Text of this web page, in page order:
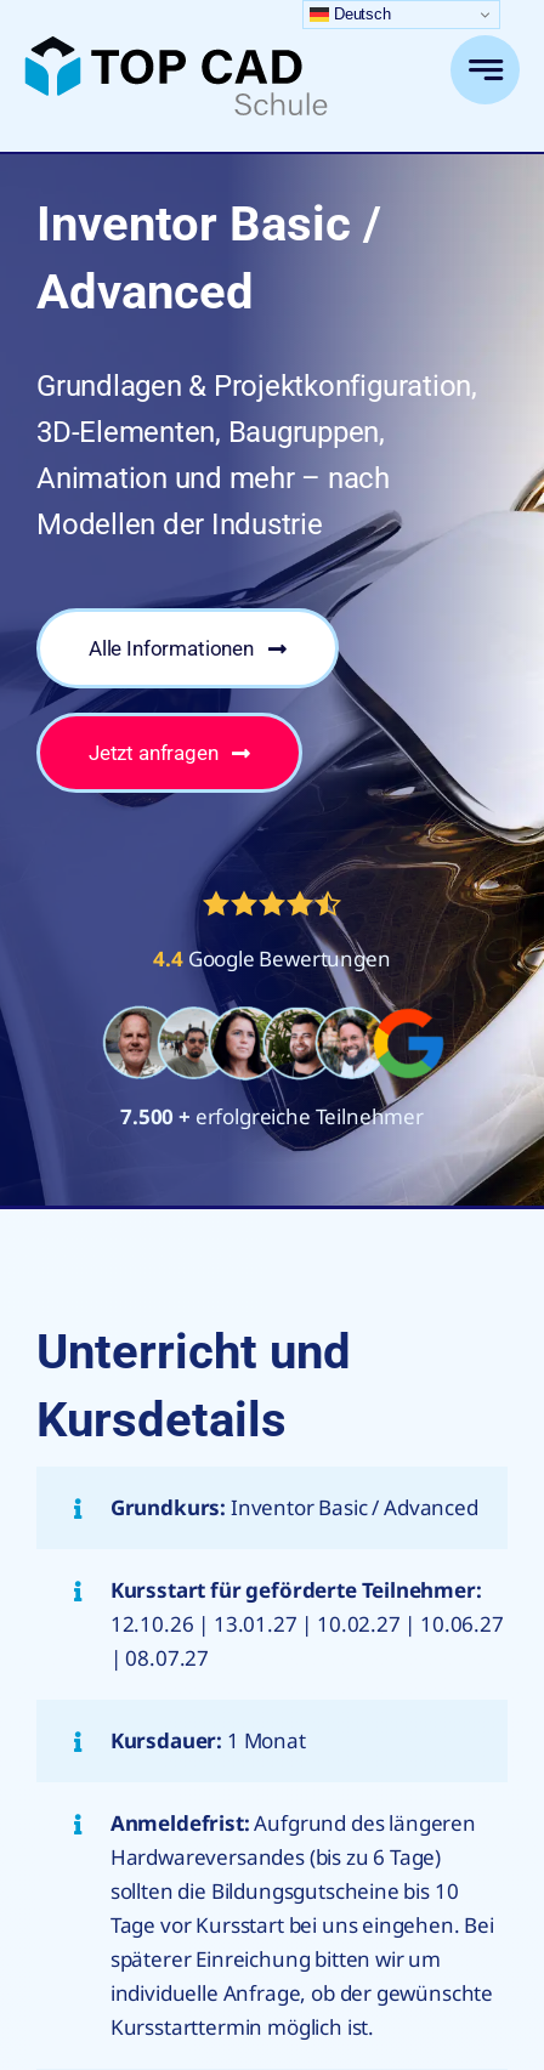
Inhalt
springen
Inventor Basic /
Advanced
Grundlagen & Projektkonfiguration,
3D-Elementen, Baugruppen,
Animation und mehr – nach
Modellen der Industrie
Alle Informationen
Jetzt anfragen
4.4Google Bewertungen
7.500 + erfolgreiche Teilnehmer
Unterricht und
Kursdetails
Grundkurs: Inventor Basic / Advanced
Kursstart für geförderte Teilnehmer:
12.10.26 | 13.01.27 | 10.02.27 | 10.06.27
| 08.07.27
Kursdauer: 1 Monat
Anmeldefrist:Aufgrund des längeren
Hardwareversandes (bis zu 6 Tage)
sollten die Bildungsgutscheine bis 10
Tage vor Kursstart bei uns eingehen. Bei
späterer Einreichung bitten wir um
individuelle Anfrage, ob der gewünschte
Kursstarttermin möglich ist.
Deutsch